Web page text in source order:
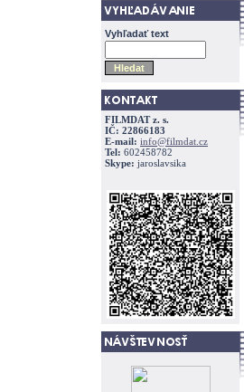
Vyhľadať text
FILMDAT z. s.
IČ: 22866183
E-mail: info@filmdat.cz
Tel: 602458782
Skype: jaroslavsika